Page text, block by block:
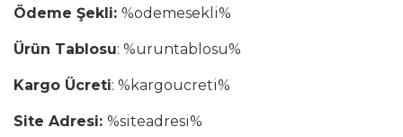
Ödeme Şekli: %odemesekli%
Ürün Tablosu: %uruntablosu%
Kargo Ücreti: %kargoucreti%
Site Adresi: %siteadresi%